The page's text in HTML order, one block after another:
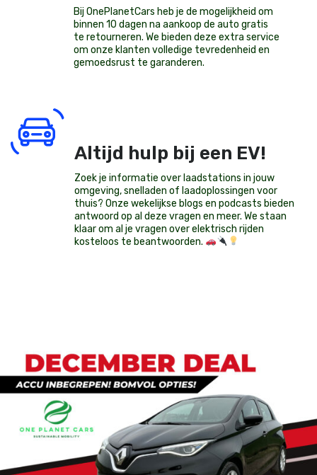
Bij OnePlanetCars heb je de mogelijkheid om
binnen 10 dagen na aankoop de auto gratis
te retourneren. We bieden deze extra service
om onze klanten volledige tevredenheid en
gemoedsrust te garanderen.
Altijd hulp bij een EV!
Zoek je informatie over laadstations in jouw
omgeving, snelladen of laadoplossingen voor
thuis? Onze wekelijkse blogs en podcasts bieden
antwoord op al deze vragen en meer. We staan
klaar om al je vragen over elektrisch rijden
kosteloos te beantwoorden.